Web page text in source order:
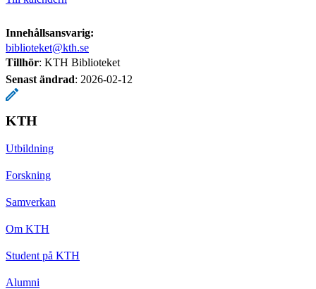
Innehållsansvarig:
biblioteket@kth.se
Tillhör: KTH Biblioteket
Senast ändrad: 2026-02-12
KTH
Utbildning
Forskning
Samverkan
Om KTH
Student på KTH
Alumni